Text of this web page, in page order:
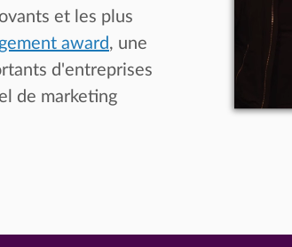
et les plus
award, une
d'entreprises
de marketing